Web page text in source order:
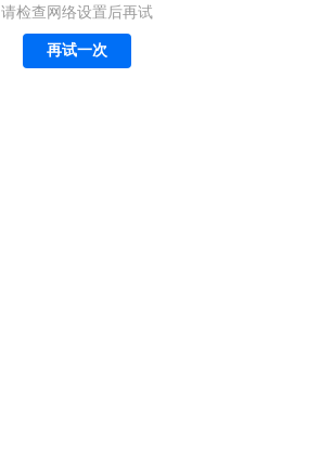
请检查网络设置后再试
再试一次